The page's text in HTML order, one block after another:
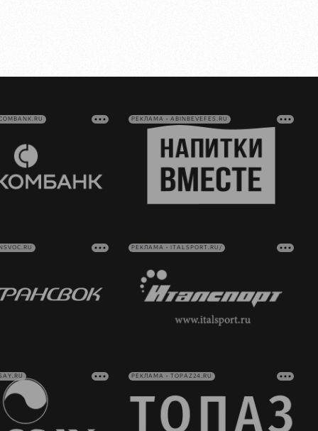
РЕКЛАМА • ABINBEVEFES.RU
РЕКЛАМА • ITALSPORT.RU/
РЕКЛАМА • TOPAZ24.RU